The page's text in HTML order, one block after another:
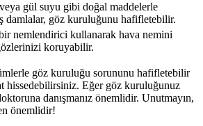
gül suyu gibi doğal maddelerle
damlalar, göz kuruluğunu hafifletebilir.
nemlendirici kullanarak hava nemini
koruyabilir.
göz kuruluğu sorununu hafifletebilir
hissedebilirsiniz. Eğer göz kuruluğunuz
danışmanız önemlidir. Unutmayın,
önemlidir!